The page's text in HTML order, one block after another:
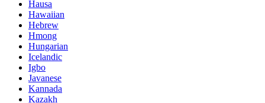
Hausa
Hawaiian
Hebrew
Hmong
Hungarian
Icelandic
Igbo
Javanese
Kannada
Kazakh